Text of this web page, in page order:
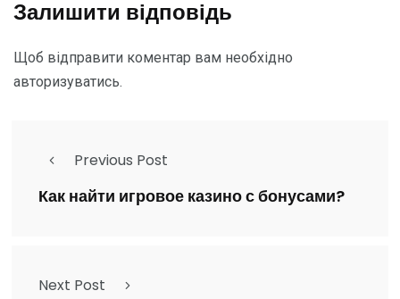
Залишити відповідь
Щоб відправити коментар вам необхідно
авторизуватись.
Previous Post
Как найти игровое казино с бонусами?
Next Post